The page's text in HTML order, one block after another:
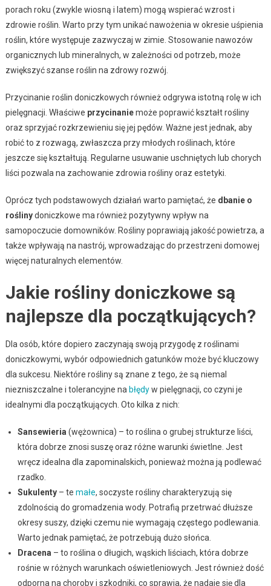
porach roku (zwykle wiosną i latem) mogą wspierać wzrost i
zdrowie roślin. Warto przy tym unikać nawożenia w okresie uśpienia
roślin, które występuje zazwyczaj w zimie. Stosowanie nawozów
organicznych lub mineralnych, w zależności od potrzeb, może
zwiększyć szanse roślin na zdrowy rozwój.
Przycinanie roślin doniczkowych również odgrywa istotną rolę w ich
pielęgnacji. Właściwe przycinaniemoże poprawić kształt rośliny
oraz sprzyjać rozkrzewieniu się jej pędów. Ważne jest jednak, aby
robić to z rozwagą, zwłaszcza przy młodych roślinach, które
jeszcze się kształtują. Regularne usuwanie uschniętych lub chorych
liści pozwala na zachowanie zdrowia rośliny oraz estetyki.
Oprócz tych podstawowych działań warto pamiętać, że dbanie o
roślinydoniczkowe ma również pozytywny wpływ na
samopoczucie domowników. Rośliny poprawiają jakość powietrza, a
także wpływają na nastrój, wprowadzając do przestrzeni domowej
więcej naturalnych elementów.
Jakie rośliny doniczkowe są
najlepsze dla początkujących?
Dla osób, które dopiero zaczynają swoją przygodę z roślinami
doniczkowymi, wybór odpowiednich gatunków może być kluczowy
dla sukcesu. Niektóre rośliny są znane z tego, że są niemal
niezniszczalne i tolerancyjne na błędyw pielęgnacji, co czyni je
idealnymi dla początkujących. Oto kilka z nich:
Sansewieria (wężownica) – to roślina o grubej strukturze liści,
która dobrze znosi suszę oraz różne warunki świetlne. Jest
wręcz idealna dla zapominalskich, ponieważ można ją podlewać
rzadko.
Sukulenty– te małe, soczyste rośliny charakteryzują się
zdolnością do gromadzenia wody. Potrafią przetrwać dłuższe
okresy suszy, dzięki czemu nie wymagają częstego podlewania.
Warto jednak pamiętać, że potrzebują dużo słońca.
Dracena – to roślina o długich, wąskich liściach, która dobrze
rośnie w różnych warunkach oświetleniowych. Jest również dość
odporna na choroby i szkodniki, co sprawia, że nadaje się dla